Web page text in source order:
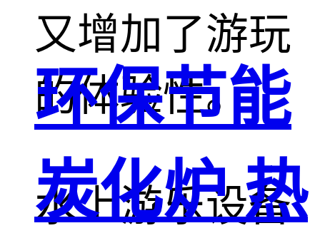
又增加了游玩
的体验性。
水上游乐设备
环保节能
炭化炉 热